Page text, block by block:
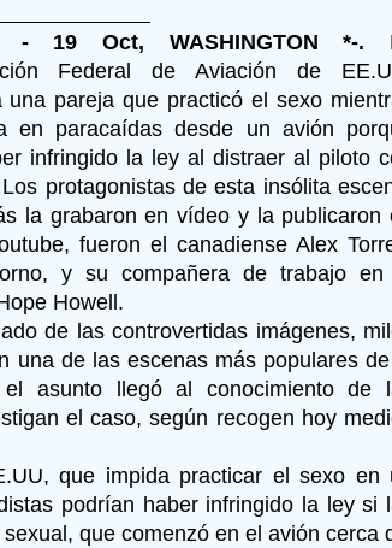
- 19 Oct, WASHINGTON *-.
Federal de Aviación de
una pareja que practicó el sexo
en paracaídas desde un avión
infringido la ley al distraer al piloto
protagonistas de esta insólita
la grabaron en vídeo y la publicaron
fueron el canadiense Alex
y su compañera de trabajo
Howell.
de las controvertidas imágenes,
una de las escenas más populares
asunto llegó al conocimiento de
el caso, según recogen hoy
que impida practicar el sexo en
podrían haber infringido la ley si
que comenzó en el avión cerca